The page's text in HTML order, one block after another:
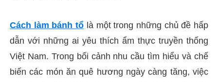
Cách làm bánh tổ là một trong những chủ đề hấp
dẫn với những ai yêu thích ẩm thực truyền thống
Việt Nam. Trong bối cảnh nhu cầu tìm hiểu và chế
biến các món ăn quê hương ngày càng tăng, việc